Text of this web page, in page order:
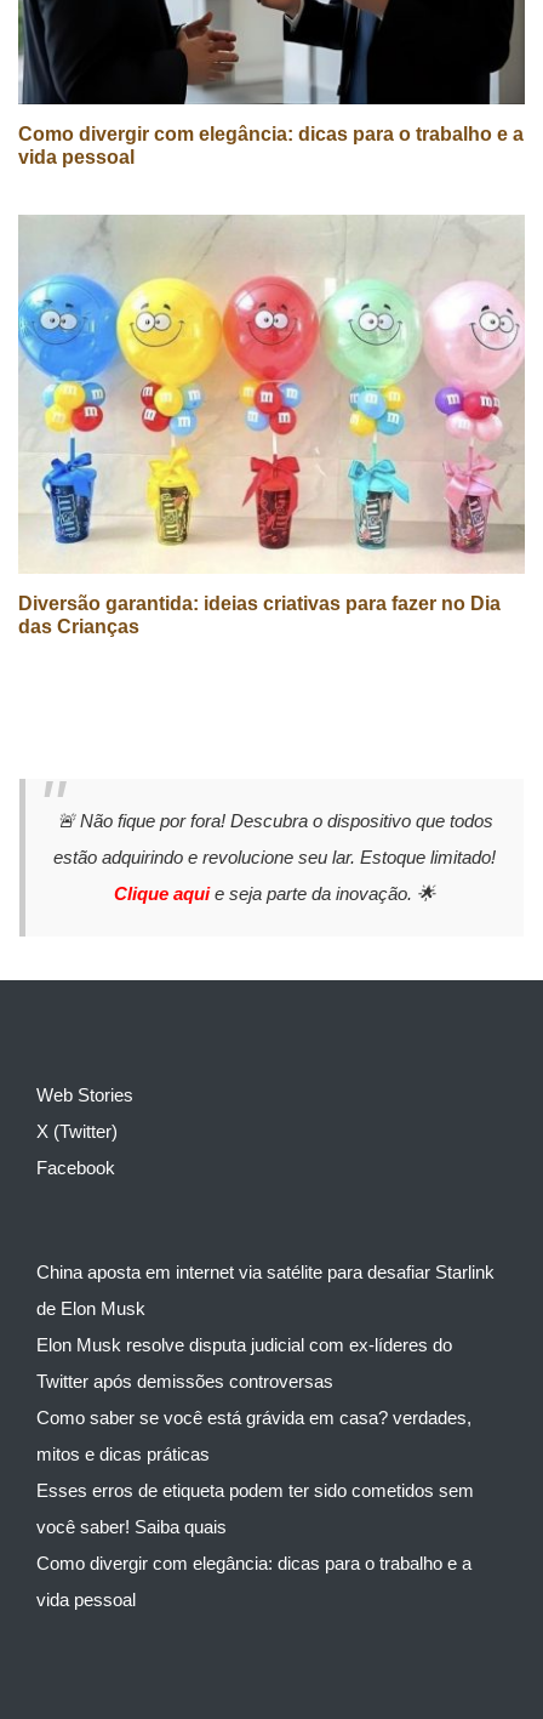
Como divergir com elegância: dicas para o trabalho e a
vida pessoal
Diversão garantida: ideias criativas para fazer no Dia
das Crianças
🚨 Não fique por fora! Descubra o dispositivo que todos
estão adquirindo e revolucione seu lar. Estoque limitado!
Clique aquie seja parte da inovação. 🌟
Web Stories
X (Twitter)
Facebook
China aposta em internet via satélite para desafiar Starlink
de Elon Musk
Elon Musk resolve disputa judicial com ex-líderes do
Twitter após demissões controversas
Como saber se você está grávida em casa? verdades,
mitos e dicas práticas
Esses erros de etiqueta podem ter sido cometidos sem
você saber! Saiba quais
Como divergir com elegância: dicas para o trabalho e a
vida pessoal